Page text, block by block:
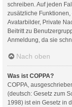
schreiben. Auf jeden
zusätzliche
Avatarbilder, Private
Beitritt zu
Anmeldung, da sie
Nach oben
Was ist COPPA?
COPPA,
(deutsch: Gesetz zum
1998) ist ein Gesetz in